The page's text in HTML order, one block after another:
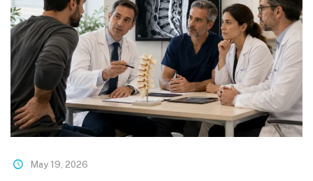
May 19, 2026